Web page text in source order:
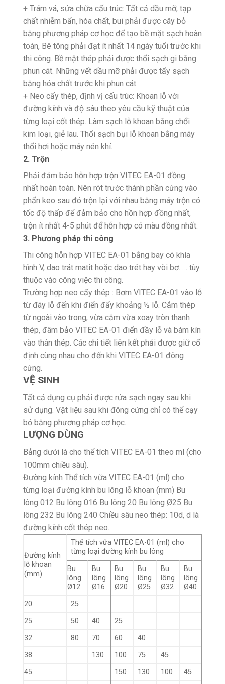
+ Trám vá, sửa chữa cấu trúc: Tất cả dầu mỡ, tạp
chất nhiễm bẩn, hóa chất, bui phải được cây bỏ
bằng phương pháp cơ học để tạo bề mặt sạch hoàn
toàn, Bê tông phải đạt ít nhất 14 ngày tuổi trước khi
thi công. Bề mặt thép phải được thổi sạch gi bằng
phun cát. Những vết dầu mỡ phải được tẩy sạch
bằng hóa chất trước khi phun cát.
+ Neo cấy thép, định vị cấu trúc: Khoan lỗ với
đường kính và độ sâu theo yêu cầu kỹ thuật của
từng loại cốt thép. Làm sạch lỗ khoan bằng chổi
kim loại, giẻ lau. Thổi sạch bụi lỗ khoan bằng máy
thổi hơi hoặc máy nén khí.
2. Trộn
Phải đảm bảo hỗn hợp trộn VITEC EA-01 đồng
nhất hoàn toàn. Nên rót trước thành phần cứng vào
phẩn keo sau đó trộn lại với nhau bằng máy trộn có
tốc độ thấp để đảm bảo cho hồn hợp đồng nhất,
trộn ít nhất 4-5 phút để hỗn hợp có màu đồng nhất.
3. Phương pháp thi công
Thi công hỗn hợp VITEC EA-01 bằng bay có khía
hình V, dao trát matit hoặc dao trét hay vòi bơ. … tùy
thuộc vào công việc thi công.
Trường hợp neo cấy thép : Bơm VITEC EA-01 vào lỗ
từ đáy lỗ đến khi điển đẩy khoảng ½ lỗ. Cắm thép
từ ngoài vào trong, vừa cắm vừa xoay tròn thanh
thép, đâm bảo VITEC EA-01 điển đầy lỗ và bám kín
vào thân thép. Các chi tiết liên kết phải được giữ cố
định cùng nhau cho đến khi VITEC EA-01 đông
cứng.
VỆ SINH
Tất cả dụng cụ phải được rửa sạch ngay sau khi
sử dụng. Vật liệu sau khi đông cứng chỉ có thể cạy
bỏ bằng phương pháp cơ học.
LƯỢNG DÙNG
Bảng dưới là cho thể tích VITEC EA-01 theo ml (cho
100mm chiều sâu).
Đường kính Thể tích vữa VITEC EA-01 (ml) cho
từng loại đường kính bu lông lỗ khoan (mm) Bu
lông 012 Bu lông 016 Bu lông 20 Bu lông Ø25 Bu
lông 232 Bu lông 240 Chiều sâu neo thép: 10d, d là
đường kính cốt thép neo.
Đường kính
lỗ khoan
(mm)
Thể tích vữa VITEC EA-01 (ml) cho
từng loại đường kính bu lông
Bu
lông
Ø12
Bu
lông
Ø16
Bu
lông
Ø20
Bu
lông
Ø25
Bu
lông
Ø32
Bu
lông
Ø40
20
25
25
50 40
25
32
80 70 60
40
38
130 100 75
45
45
150 130 100
45